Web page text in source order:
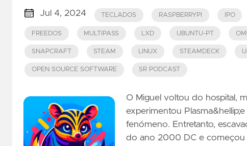
Jul 4, 2024 TECLADOS RASPBERRYPI IPO
FREEDOS MULTIPASS LXD UBUNTU-PT
SNAPCRAFT STEAM LINUX STEAMDECK
OPEN SOURCE SOFTWARE SR PODCAST
O Miguel voltou do hospital,
experimentou
fenómeno. Entretanto,
do ano 2000 DC e começou